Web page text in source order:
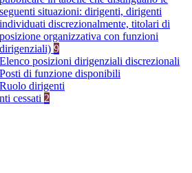
seguenti situazioni: dirigenti, dirigenti
individuati discrezionalmente, titolari di
posizione organizzativa con funzioni
dirigenziali) 9
Elenco posizioni dirigenziali discrezionali
Posti di funzione disponibili
Ruolo dirigenti
cessati 2